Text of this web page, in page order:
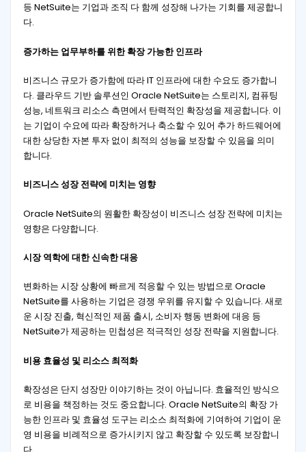
등 NetSuite는 기업과 조직 다 함께 성장해 나가는 기회를 제공합니
다.
증가하는 업무부하를 위한 확장 가능한 인프라
비즈니스 규모가 증가함에 따라 IT 인프라에 대한 수요도 증가합니
다. 클라우드 기반 솔루션인 Oracle NetSuite는 스토리지, 컴퓨팅
성능, 네트워크 리소스 측면에서 탄력적인 확장성을 제공합니다. 이
는 기업이 수요에 따라 확장하거나 축소할 수 있어 추가 하드웨어에
대한 상당한 자본 투자 없이 최적의 성능을 보장할 수 있음을 의미
합니다.
비즈니스 성장 전략에 미치는 영향
Oracle NetSuite의 원활한 확장성이 비즈니스 성장 전략에 미치는
영향은 다양합니다.
시장 역학에 대한 신속한 대응
변화하는 시장 상황에 빠르게 적응할 수 있는 방법으로 Oracle
NetSuite를 사용하는 기업은 경쟁 우위를 유지할 수 있습니다. 새로
운 시장 진출, 혁신적인 제품 출시, 소비자 행동 변화에 대응 등
NetSuite가 제공하는 민첩성은 적극적인 성장 전략을 지원합니다.
비용 효율성 및 리소스 최적화
확장성은 단지 성장만 이야기하는 것이 아닙니다. 효율적인 방식으
로 비용을 책정하는 것도 중요합니다. Oracle NetSuite의 확장 가
능한 인프라 및 효율성 도구는 리소스 최적화에 기여하여 기업이 운
영 비용을 비례적으로 증가시키지 않고 확장할 수 있도록 보장합니